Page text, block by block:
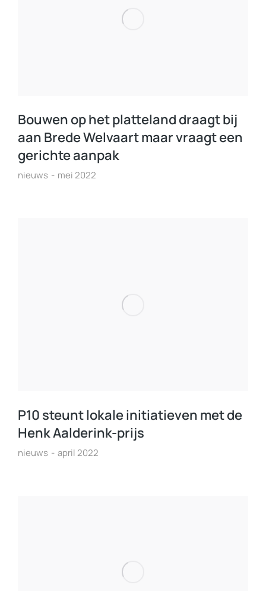
Bouwen op het platteland draagt bij
aan Brede Welvaart maar vraagt een
gerichte aanpak
nieuws mei 2022
P10 steunt lokale initiatieven met de
Henk Aalderink-prijs
nieuws april 2022